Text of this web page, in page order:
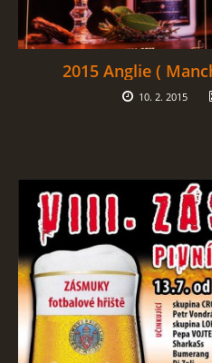
2015 Anglie (
10. 2. 2015